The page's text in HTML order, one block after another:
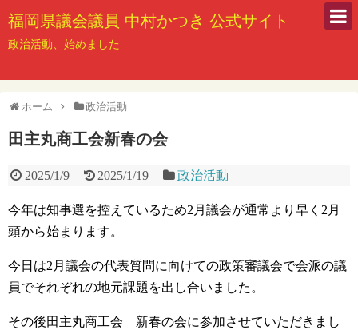
福岡県議会議員 中村かつき 公式サイト
政治活動、始めました
ホーム 政治活動
田主丸商工会新春の会
2025/1/9 2025/1/19 政治活動
今年は知事選を控えているため2月議会が通常より早く2月
頭から始まります。
今日は2月議会の代表質問に向けての政策審議会で会派の議
員でそれぞれの地元課題を出し合いました。
その後田主丸商工会 新春の会に参加させていただきまし